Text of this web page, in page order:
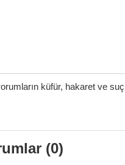
küfür, hakaret ve
(0)